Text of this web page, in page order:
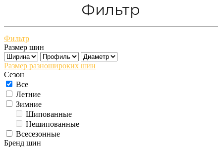
Фильтр
Фильтр
Размер шин
Размер разношироких шин
Сезон
Все
Летние
Зимние
Шипованные
Нешипованные
Всесезонные
Бренд шин